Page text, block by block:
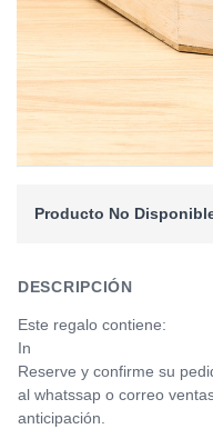
Producto No
DESCRIPCIÓN
Este regalo contiene:
In
Reserve y confirme su
al whatssap o correo
anticipación.